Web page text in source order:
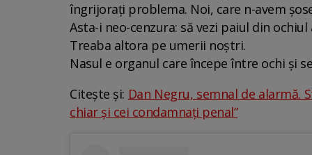
îngrijorați problema. Noi, care n-avem
Asta-i neo-cenzura: să vezi paiul din
Treaba altora pe umerii noștri.
Nasul e organul care începe între ochi și
Citește și: Dan Negru, semnal de alarmă.
chiar și cei condamnați penal”